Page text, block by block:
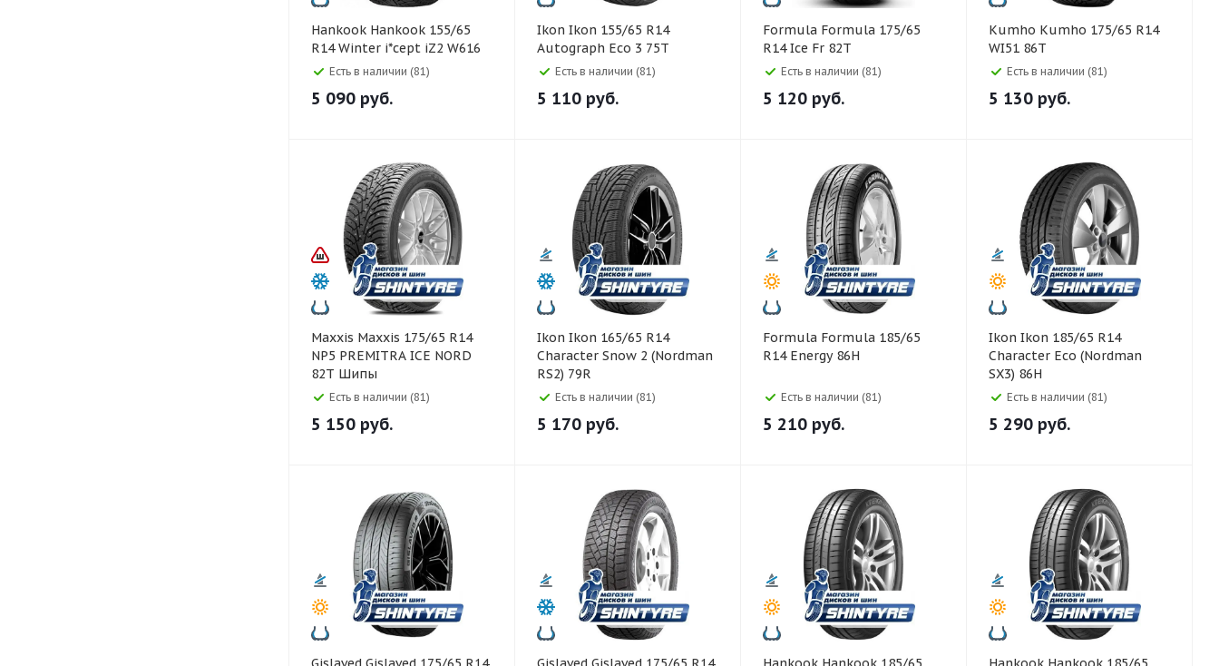
Hankook Hankook 155/65
R14 Winter i*cept iZ2 W616
75TЕсть в наличии (81)
5 090 руб.
Ikon Ikon 155/65 R14
Autograph Eco 3 75T
Есть в наличии (81)
5 110 руб.
Formula Formula 175/65
R14 Ice Fr 82T
Есть в наличии (81)
5 120 руб.
Kumho Kumho 175/65 R14
WI51 86T
Есть в наличии (81)
5 130 руб.
Maxxis Maxxis 175/65 R14
NP5 PREMITRA ICE NORD
82T Шипы
Есть в наличии (81)
5 150 руб.
Ikon Ikon 165/65 R14
Character Snow 2 (Nordman
RS2) 79R
Есть в наличии (81)
5 170 руб.
Formula Formula 185/65
R14 Energy 86H
Есть в наличии (81)
5 210 руб.
Ikon Ikon 185/65 R14
Character Eco (Nordman
SX3) 86H
Есть в наличии (81)
5 290 руб.